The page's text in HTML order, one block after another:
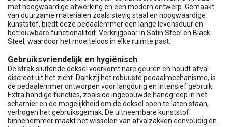
met hoogwaardige afwerking en een modern ontwerp. Gemaakt
van duurzame materialen zoals stevig staal en hoogwaardige
kunststof, biedt deze pedaalemmer een lange levensduur en
betrouwbare functionaliteit. Verkrijgbaar in Satin Steel en Black
Steel, waardoor het moeiteloos in elke ruimte past.
Gebruiksvriendelijk en hygiënisch
De strak sluitende deksel voorkomt nare geuren en houdt afval
discreet uit het zicht. Dankzij het robuuste pedaalmechanisme, is
de pedaalemmer ontworpen voor langdurig en intensief gebruik.
Extra handige functies, zoals de ingebouwde handgreep in het
scharnier en de mogelijkheid om de deksel open te laten staan,
verhogen het gebruiksgemak. De uitneembare kunststof
binnenemmer maakt het wisselen van afvalzakken eenvoudig en